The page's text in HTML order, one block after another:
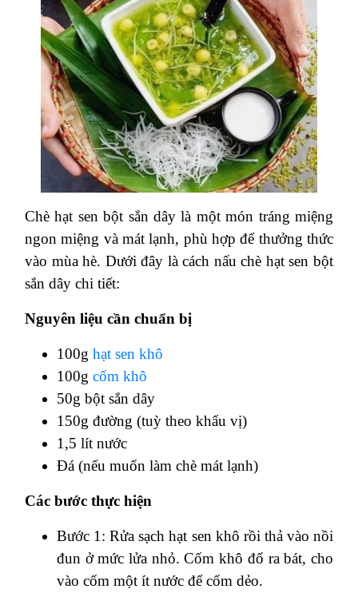
Chè hạt sen bột sắn dây là một món tráng miệng
ngon miệng và mát lạnh, phù hợp để thưởng thức
vào mùa hè. Dưới đây là cách nấu chè hạt sen bột
sắn dây chi tiết:
Nguyên liệu cần chuẩn bị
100g hạt sen khô
100g cốm khô
50g bột sắn dây
150g đường (tuỳ theo khẩu vị)
1,5 lít nước
Đá (nếu muốn làm chè mát lạnh)
Các bước thực hiện
Bước 1: Rửa sạch hạt sen khô rồi thả vào nồi
đun ở mức lửa nhỏ. Cốm khô đổ ra bát, cho
vào cốm một ít nước để cốm dẻo.